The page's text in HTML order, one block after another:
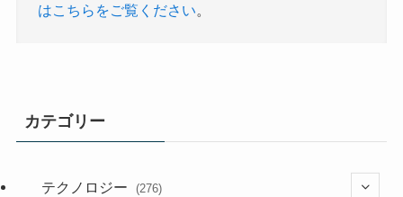
はこちらをご覧ください。
カテゴリー
テクノロジー (276)